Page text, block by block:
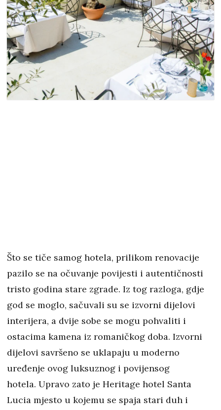
Što se tiče samog hotela, prilikom renovacije
pazilo se na očuvanje povijesti i autentičnosti
tristo godina stare zgrade. Iz tog razloga, gdje
god se moglo, sačuvali su se izvorni dijelovi
interijera, a dvije sobe se mogu pohvaliti i
ostacima kamena iz romaničkog doba. Izvorni
dijelovi savršeno se uklapaju u moderno
uređenje ovog luksuznog i povijensog
hotela. Upravo zato je Heritage hotel Santa
Lucia mjesto u kojemu se spaja stari duh i